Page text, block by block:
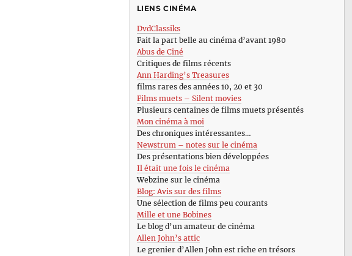
LIENS CINÉMA
DvdClassiks
Fait la part belle au cinéma d’avant 1980
Abus de Ciné
Critiques de films récents
Ann Harding’s Treasures
films rares des années 10, 20 et 30
Films muets – Silent movies
Plusieurs centaines de films muets présentés
Mon cinéma à moi
Des chroniques intéressantes…
Newstrum – notes sur le cinéma
Des présentations bien développées
Il était une fois le cinéma
Webzine sur le cinéma
Blog: Avis sur des films
Une sélection de films peu courants
Mille et une Bobines
Le blog d’un amateur de cinéma
Allen John’s attic
Le grenier d’Allen John est riche en trésors